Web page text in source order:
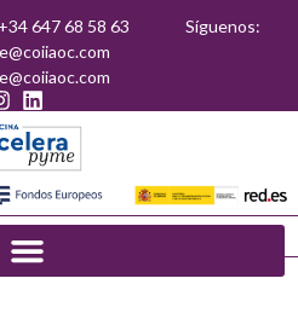
+34 647 68 58 63
Síguenos: